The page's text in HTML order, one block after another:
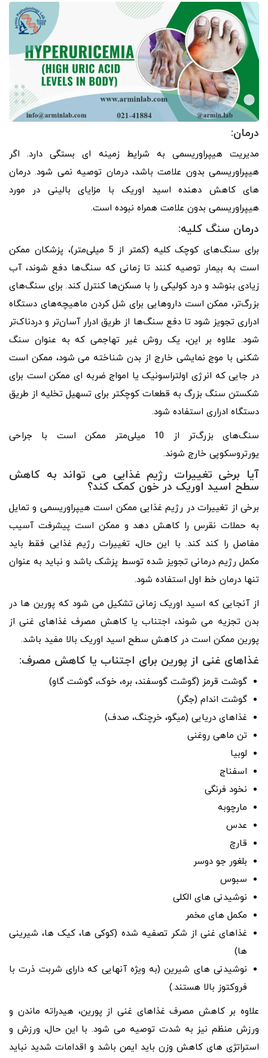
درمان:
مدیریت هیپراوریسمی به شرایط زمینه ای بستگی دارد. اگر
هیپراوریسمی بدون علامت باشد، درمان توصیه نمی شود. درمان
های کاهش دهنده اسید اوریک با مزایای بالینی در مورد
هیپراوریسمی بدون علامت همراه نبوده است.
درمان سنگ کلیه:
برای سنگ‌های کوچک کلیه (کمتر از 5 میلی‌متر)، پزشکان ممکن
است به بیمار توصیه کنند تا زمانی که سنگ‌ها دفع شوند، آب
زیادی بنوشد و درد کولیکی را با مسکن‌ها کنترل کند. برای سنگ‌های
بزرگ‌تر، ممکن است داروهایی برای شل کردن ماهیچه‌های دستگاه
ادراری تجویز شود تا دفع سنگ‌ها از طریق ادرار آسان‌تر و دردناک‌تر
شود. علاوه بر این، یک روش غیر تهاجمی که به عنوان سنگ
شکنی با موج نمایشی خارج از بدن شناخته می شود، ممکن است
در جایی که انرژی اولتراسونیک یا امواج ضربه ای ممکن است برای
شکستن سنگ بزرگ به قطعات کوچکتر برای تسهیل تخلیه از طریق
دستگاه ادراری استفاده شود.
سنگ‌های بزرگ‌تر از 10 میلی‌متر ممکن است با جراحی
یورتروسکوپی خارج شوند.
آیا برخی تغییرات رژیم غذایی می تواند به کاهش
سطح اسید اوریک در خون کمک کند؟
برخی از تغییرات در رژیم غذایی ممکن است هیپراوریسمی و تمایل
به حملات نقرس را کاهش دهد و ممکن است پیشرفت آسیب
مفاصل را کند کند. با این حال، تغییرات رژیم غذایی فقط باید
مکمل رژیم درمانی تجویز شده توسط پزشک باشد و نباید به عنوان
تنها درمان خط اول استفاده شود.
از آنجایی که اسید اوریک زمانی تشکیل می شود که پورین ها در
بدن تجزیه می شوند، اجتناب یا کاهش مصرف غذاهای غنی از
پورین ممکن است در کاهش سطح اسید اوریک بالا مفید باشد.
غذاهای غنی از پورین برای اجتناب یا کاهش مصرف:
گوشت قرمز (گوشت گوسفند، بره، خوک، گوشت گاو)
گوشت اندام (جگر)
غذاهای دریایی (میگو، خرچنگ، صدف)
تن ماهی روغنی
لوبیا
اسفناج
نخود فرنگی
مارچوبه
عدس
قارچ
بلغور جو دوسر
سبوس
نوشیدنی های الکلی
مکمل های مخمر
غذاهای غنی از شکر تصفیه شده (کوکی ها، کیک ها، شیرینی
ها)
نوشیدنی های شیرین (به ویژه آنهایی که دارای شربت ذرت با
فروکتوز بالا هستند.)
علاوه بر کاهش مصرف غذاهای غنی از پورین، هیدراته ماندن و
ورزش منظم نیز به شدت توصیه می شود. با این حال، ورزش و
استراتژی های کاهش وزن باید ایمن باشد و اقدامات شدید نباید